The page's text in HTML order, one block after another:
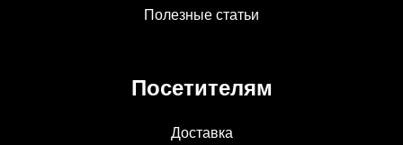
Полезные статьи
Посетителям
Доставка